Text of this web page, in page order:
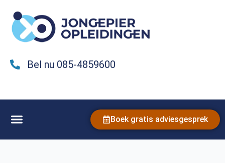
Bel nu 085-4859600
Boek gratis adviesgesprek